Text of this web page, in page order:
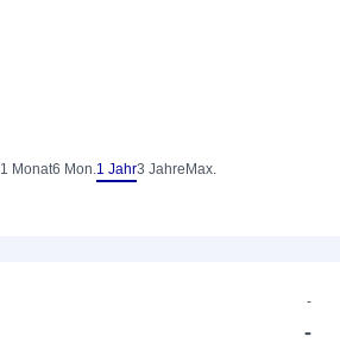
1 Monat6 Mon.1 Jahr3 Jahre Max.
-
-